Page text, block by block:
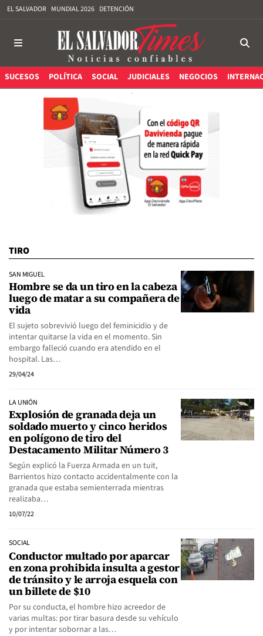
EL SALVADOR MUNDIAL 2026 DETENCIÓN
SUCESOS POLÍTICA SOCIAL JUDICIALES NEGOCIOS
TIRO
SAN MIGUEL
Hombre se da un tiro en la cabeza
luego de matar a su compañera de
vida
El sujeto sobrevivió luego del feminicidio y de
intentar quitarse la vida en el momento. Sin
embargo falleció cuando era atendido en el
hospital. Las…
29/04/24
LA UNIÓN
Explosión de granada deja un
soldado muerto y cinco heridos
en polígono de tiro del
Destacamento Militar Número 3
Según explicó la Fuerza Armada en un tuit,
Barrientos hizo contacto accidentalmente con la
granada que estaba semienterrada mientras
realizaba…
10/07/22
SOCIAL
Conductor multado por aparcar
en zona prohibida insulta a gestor
de tránsito y le arroja esquela con
un billete de $10
Por su conducta, el hombre hizo acreedor de
varias multas: por tirar basura desde su vehículo
y por intentar sobornar a las…